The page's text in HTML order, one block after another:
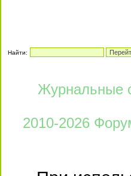
Найти:
Журнальные
2010-2026